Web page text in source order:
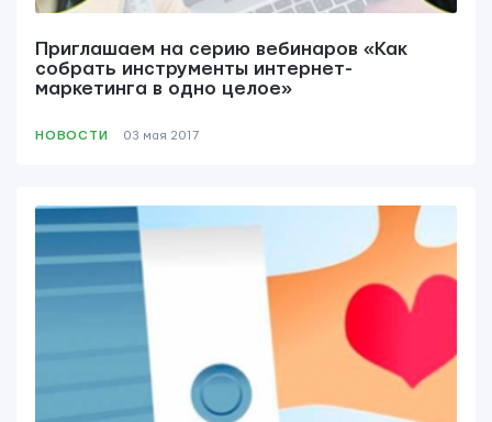
Приглашаем на серию вебинаров «Как
собрать инструменты интернет-
маркетинга в одно целое»
НОВОСТИ 03 мая 2017
Свяжитесь с нами